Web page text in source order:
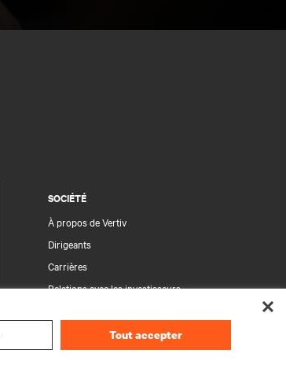
SOCIÉTÉ
À propos de Vertiv
Dirigeants
Carrières
Relations avec les investisseurs
Vos choix en matière de confidentialité
Tout accepter